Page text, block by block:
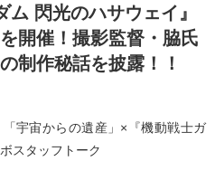
閃光のハサウェイ』
開催！撮影監督・脇氏
制作秘話を披露！！
宇宙からの遺産」×『機動戦士ガ
スタッフトーク